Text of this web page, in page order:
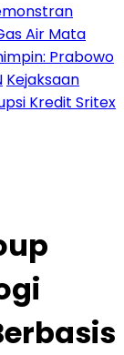
Air Mata
Prabowo
Kejaksaan
Kredit Sritex